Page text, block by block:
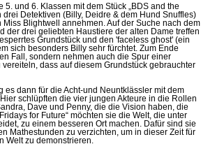
5. und 6. Klassen mit dem Stück „BDS and the
drei Detektiven (Billy, Deidre & dem Hund Snuffles)
Blightwell annehmen. Auf der Suche nach dem
der drei geliebten Haustiere der alten Dame treffen
Grundstück und den 'faceless ghost' (ein
sich besonders Billy sehr fürchtet. Zum Ende
Fall, sondern nehmen auch die Spur einer
dass auf diesem Grundstück gebrauchter
es dann für die Acht-und Neuntklässler mit dem
schlüpften die vier jungen Akteure in die Rollen
Dave und Penny, die die Vision haben, die
for Future“ möchten sie die Welt, die unter
zu einem besseren Ort machen. Dafür sind sie
Mathestunden zu verzichten, um in dieser Zeit für
Welt zu demonstrieren.